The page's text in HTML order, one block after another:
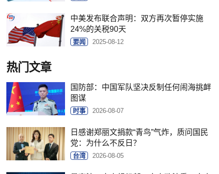
中美发布联合声明：双方再次暂停实施
24%的关税90天
要闻 2025-08-12
热门文章
国防部：中国军队坚决反制任何闹海挑衅
图谋
时事 2026-08-07
日感谢郑丽文捐款“青鸟”气炸，质问国民
党：为什么不反日？
台湾 2026-08-05